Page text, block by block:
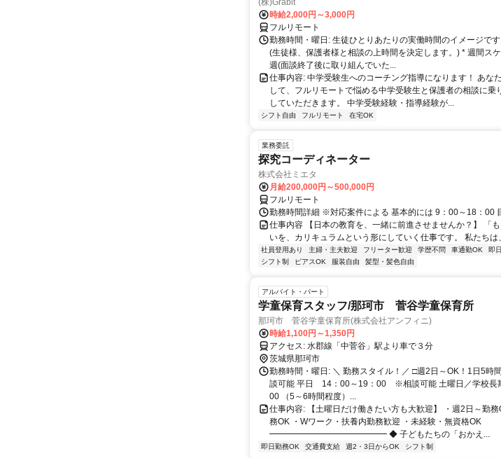
(株)Grabit
時給2,000円～3,000円
フルリモート
勤務時間・曜日: 生徒ひとりあたりの実働時間のイメージで
(生徒様、保護者様と相談の上時間を決定します。) * 週間ス
週(面談終了後に取り組んでいた...
仕事内容: 中学受験生へのコーチング指導になります！ あな
して、フルリモートで悩める中学受験生と保護者の相談に乗
していただきます。 中学受験経験・指導経験が...
シフト自由 フルリモート 在宅OK
業務委託
探究コーディネーター
株式会社ミエタ
月給200,000円～500,000円
フルリモート
勤務時間詳細 ※対応案件による 基本的には 9：00～18：00
仕事内容 【日本の教育を、一緒に前進させませんか？】 「
いを、カリキュラムという形にしていく仕事です。 私たち
社員登用あり 主婦・主夫歓迎 フリーター歓迎 学歴不問 車通勤OK 即
シフト制
ピアスOK 服装自由 髪型・髪色自由
アルバイト・パート
学童保育スタッフ/那珂市 菅谷学童保育所
那珂市 菅谷学童保育所(株式会社アンフィニ)
時給1,100円～1,350円
アクセス: 水郡線「中菅谷」駅より車で３分
茨城県那珂市
勤務時間・曜日: ＼ 勤務スタイル！／ □週2日～OK！1日5
談可能 平日 14：00～19：00 ※相談可能 土曜日／学校長
00 （5～6時間程度）...
仕事内容: 【土曜日だけ働きたい方も大歓迎】 ・週2日～勤
務OK ・Wワーク・扶養内勤務歓迎 ・未経験・無資格OK
━━━━━━━━━━━━━━ ◆ 子どもたちの「おかえ...
即日勤務OK 交通費支給 週2・3日からOK シフト制